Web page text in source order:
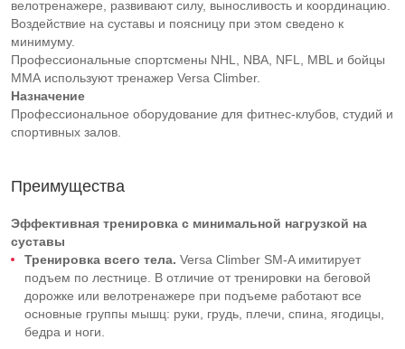
велотренажере, развивают силу, выносливость и координацию.
Воздействие на суставы и поясницу при этом сведено к
минимуму.
Профессиональные спортсмены NHL, NBA, NFL, MBL и бойцы
MMA используют тренажер Versa Climber.
Назначение
Профессиональное оборудование для фитнес-клубов, студий и
спортивных залов.
Преимущества
Эффективная тренировка с минимальной нагрузкой на
суставы
Тренировка всего тела. Versa Climber SM-A имитирует
подъем по лестнице. В отличие от тренировки на беговой
дорожке или велотренажере при подъеме работают все
основные группы мышц: руки, грудь, плечи, спина, ягодицы,
бедра и ноги.